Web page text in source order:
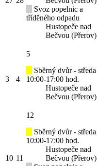
Svoz popelnic a
tříděného odpadu
Hustopeče nad
Bečvou (Přerov)
3 4
5
Sběrný dvůr - středa
10:00-17:00 hod.
Hustopeče nad
Bečvou (Přerov)
10 11
12
Sběrný dvůr - středa
10:00-17:00 hod.
Hustopeče nad
Bečvou (Přerov)